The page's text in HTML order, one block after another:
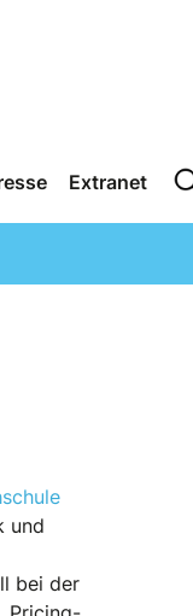
Extranet
und
bei der